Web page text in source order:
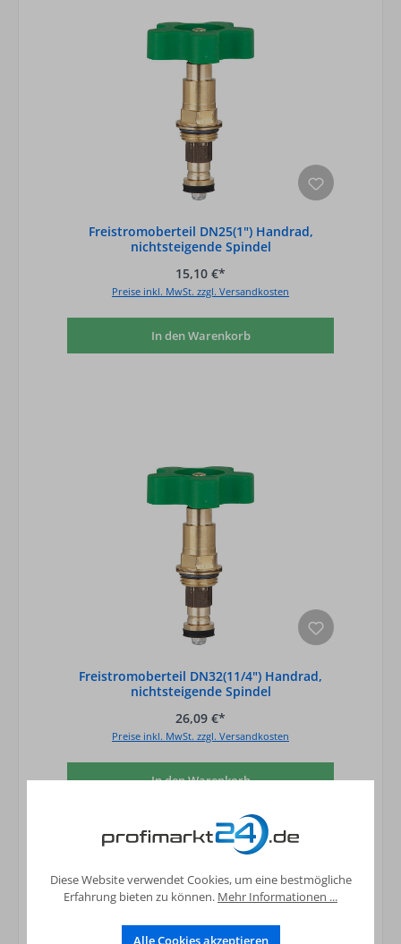
Freistromoberteil DN25(1") Handrad,
nichtsteigende Spindel
15,10 €*
Preise inkl. MwSt. zzgl. Versandkosten
In den Warenkorb
Freistromoberteil DN32(11/4") Handrad,
nichtsteigende Spindel
26,09 €*
Preise inkl. MwSt. zzgl. Versandkosten
In den Warenkorb
Diese Website verwendet Cookies, um eine bestmögliche
Erfahrung bieten zu können. Mehr Informationen ...
Alle Cookies akzeptieren